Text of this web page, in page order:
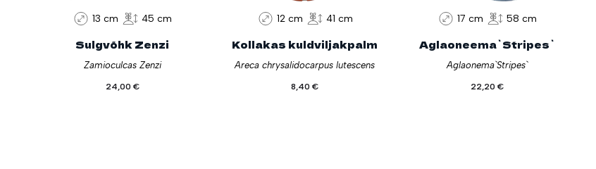
13 cm 45 cm
Sulgvõhk Zenzi
Zamioculcas Zenzi
24,00 €
12 cm 41 cm
Kollakas kuldviljakpalm
Areca chrysalidocarpus lutescens
8,40€
17 cm 58 cm
Aglaoneema`Stripes`
Aglaonema`Stripes`
22,20€